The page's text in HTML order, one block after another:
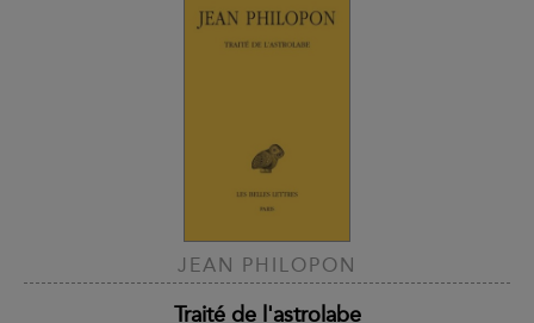
JEAN PHILOPON
Traité de l'astrolabe